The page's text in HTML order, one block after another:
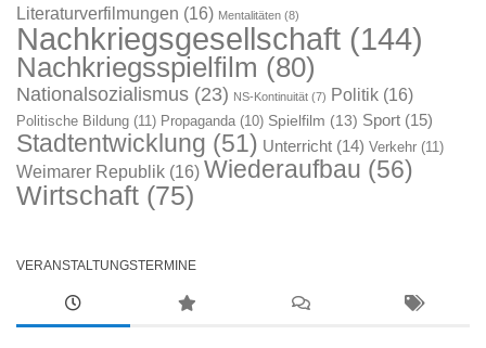
Literaturverfilmungen (16) Mentalitäten (8)
Nachkriegsgesellschaft (144)
Nachkriegsspielfilm (80)
Nationalsozialismus (23) NS-Kontinuität (7) Politik (16)
Politische Bildung (11) Propaganda (10) Spielfilm (13) Sport (15)
Stadtentwicklung (51) Unterricht (14) Verkehr (11)
Weimarer Republik (16) Wiederaufbau (56)
Wirtschaft (75)
VERANSTALTUNGSTERMINE